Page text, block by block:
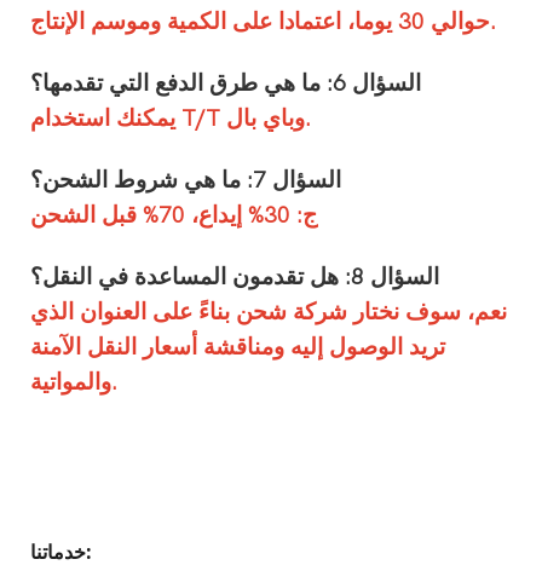
حوالي 30 يوما، اعتمادا على الكمية وموسم الإنتاج.
السؤال 6: ما هي طرق الدفع التي تقدمها؟
يمكنك استخدام T/T وباي بال.
السؤال 7: ما هي شروط الشحن؟
ج: 30% إيداع، 70% قبل الشحن
السؤال 8: هل تقدمون المساعدة في النقل؟
نعم، سوف نختار شركة شحن بناءً على العنوان الذي
تريد الوصول إليه ومناقشة أسعار النقل الآمنة
والمواتية.
خدماتنا: